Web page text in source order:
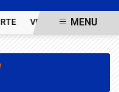
VEJA QUEM ÉO VALENTÃO
MENU